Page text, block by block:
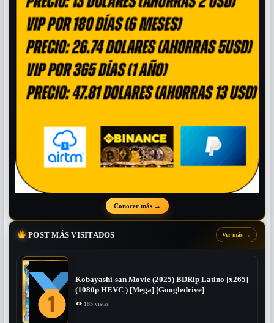
Conocer más →
POST MÁS VISITADOS Ver más →
Kobayashi-san Movie (2025) BDRip Latino [x265]
(1080p HEVC ) [Mega] [Googledrive]
185 vistas